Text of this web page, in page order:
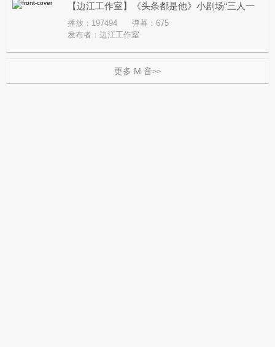
【边江工作室】《头条都是他》小剧场“三人一
起睡”
播放：197494
弹幕：675
发布者： 边江工作室
更多 M 音>>